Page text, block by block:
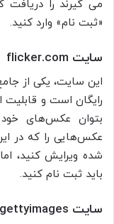
می گیرند را
«ثبت نام» وارد کنید.
سایت flicker.com
این سایت، یکی از
رایگان است و قابلیت
بتوان عکس‌های
عکس‌هایی را که در
شده ویرایش کنید،
باید ثبت نام کنید.
سایت gettyimages